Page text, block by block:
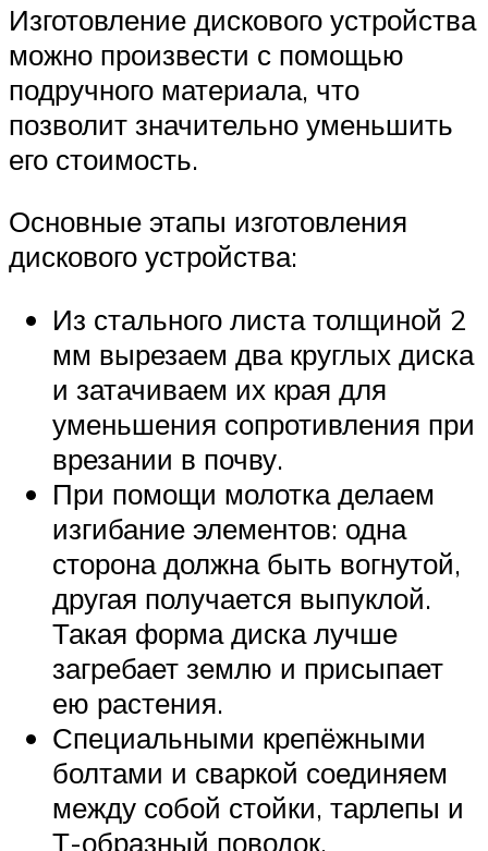
Изготовление дискового устройства
можно произвести с помощью
подручного материала, что
позволит значительно уменьшить
его стоимость.
Основные этапы изготовления
дискового устройства:
Из стального листа толщиной 2
мм вырезаем два круглых диска
и затачиваем их края для
уменьшения сопротивления при
врезании в почву.
При помощи молотка делаем
изгибание элементов: одна
сторона должна быть вогнутой,
другая получается выпуклой.
Такая форма диска лучше
загребает землю и присыпает
ею растения.
Специальными крепёжными
болтами и сваркой соединяем
между собой стойки, тарлепы и
Т-образный поводок.